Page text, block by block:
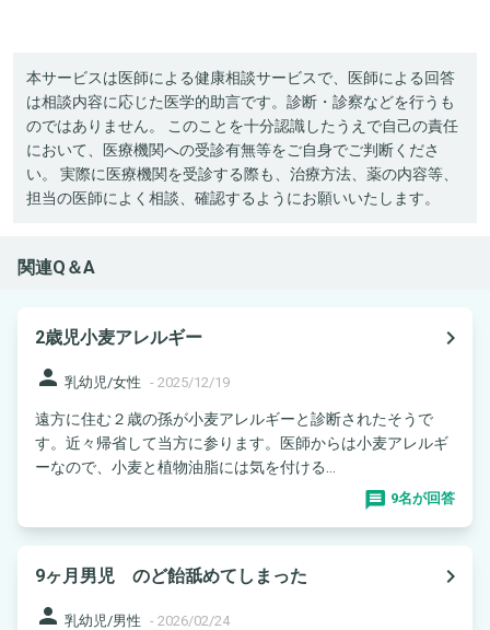
本サービスは医師による健康相談サービスで、医師による回答
は相談内容に応じた医学的助言です。診断・診察などを行うも
のではありません。 このことを十分認識したうえで自己の責任
において、医療機関への受診有無等をご自身でご判断くださ
い。 実際に医療機関を受診する際も、治療方法、薬の内容等、
担当の医師によく相談、確認するようにお願いいたします。
関連Q＆A
2歳児小麦アレルギー
navigate_next
person 乳幼児/女性 - 2025/12/19
遠方に住む２歳の孫が小麦アレルギーと診断されたそうで
す。近々帰省して当方に参ります。医師からは小麦アレルギ
ーなので、小麦と植物油脂には気を付ける...
9名が回答
9ヶ月男児 のど飴舐めてしまった
navigate_next
person 乳幼児/男性 - 2026/02/24